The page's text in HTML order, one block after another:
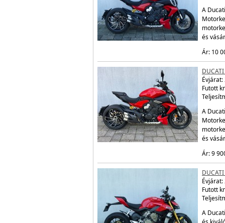
A
és
Ár: 10
Évjárat:
Futott
A
és
Ár: 9
DUCATI
Évjárat:
Futott
A